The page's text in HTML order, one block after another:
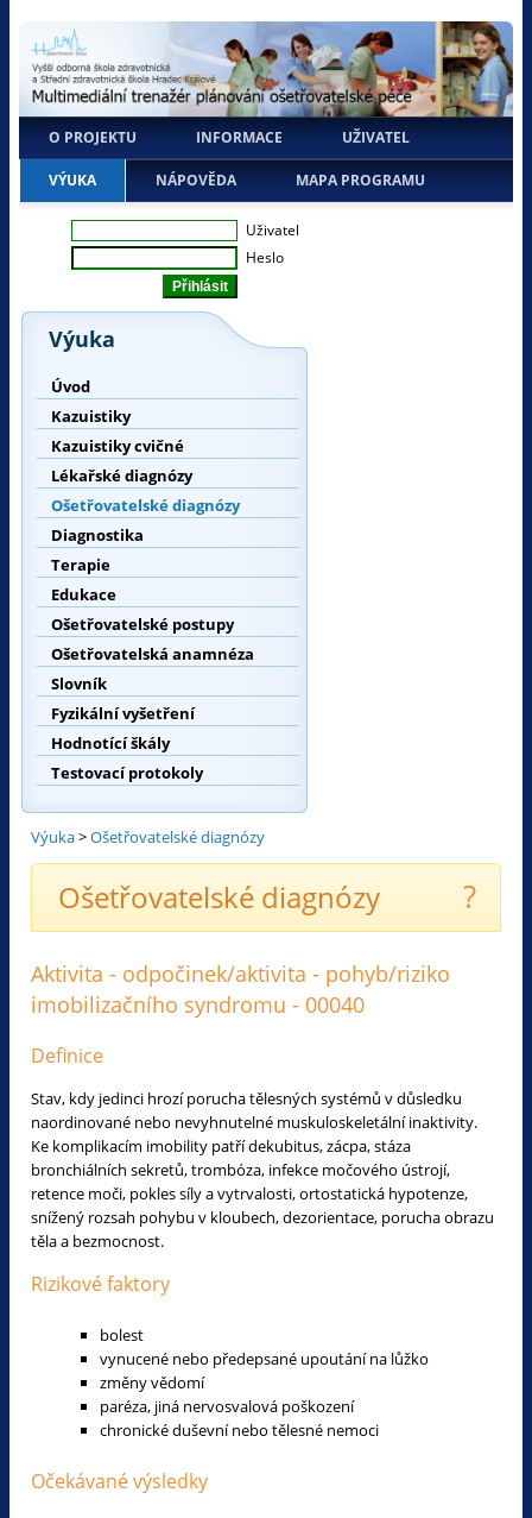
O PROJEKTU INFORMACE UŽIVATEL
VÝUKA NÁPOVĚDA MAPA PROGRAMU
Uživatel
Heslo
Výuka
Úvod
Kazuistiky
Kazuistiky cvičné
Lékařské diagnózy
Ošetřovatelské diagnózy
Diagnostika
Terapie
Edukace
Ošetřovatelské postupy
Ošetřovatelská anamnéza
Slovník
Fyzikální vyšetření
Hodnotící škály
Testovací protokoly
Výuka>Ošetřovatelské diagnózy
Ošetřovatelské diagnózy ?
Aktivita - odpočinek/aktivita - pohyb/riziko
imobilizačního syndromu - 00040
Definice
Stav, kdy jedinci hrozí porucha tělesných systémů v důsledku
naordinované nebo nevyhnutelné muskuloskeletální inaktivity.
Ke komplikacím imobility patří dekubitus, zácpa, stáza
bronchiálních sekretů, trombóza, infekce močového ústrojí,
retence moči, pokles síly a vytrvalosti, ortostatická hypotenze,
snížený rozsah pohybu v kloubech, dezorientace, porucha obrazu
těla a bezmocnost.
Rizikové faktory
bolest
vynucené nebo předepsané upoutání na lůžko
změny vědomí
paréza, jiná nervosvalová poškození
chronické duševní nebo tělesné nemoci
Očekávané výsledky